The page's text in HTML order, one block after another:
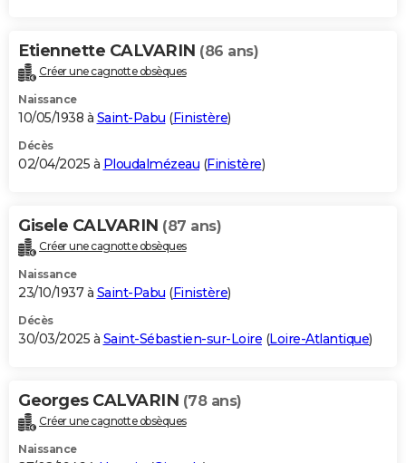
Etiennette CALVARIN (86 ans)
Créer une cagnotte obsèques
Naissance
10/05/1938 à Saint-Pabu (Finistère)
Décès
02/04/2025 à Ploudalmézeau (Finistère)
Gisele CALVARIN (87 ans)
Créer une cagnotte obsèques
Naissance
23/10/1937 à Saint-Pabu (Finistère)
Décès
30/03/2025 à Saint-Sébastien-sur-Loire (Loire-Atlantique)
Georges CALVARIN (78 ans)
Créer une cagnotte obsèques
Naissance